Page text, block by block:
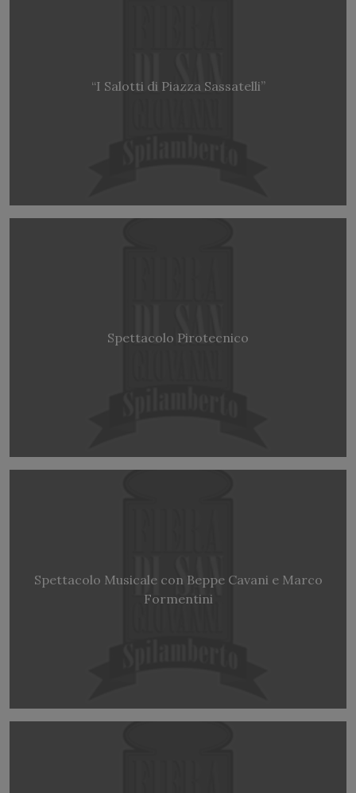
“I Salotti di Piazza Sassatelli”
Spettacolo Pirotecnico
Spettacolo Musicale con Beppe Cavani e Marco
Formentini